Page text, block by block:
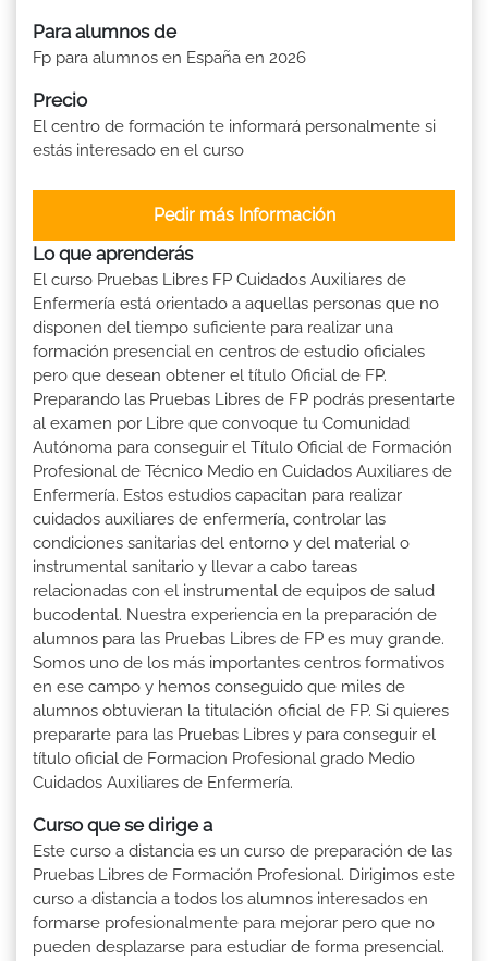
Para alumnos de
Fp para alumnos en España en 2026
Precio
El centro de formación te informará personalmente si
estás interesado en el curso
Pedir más Información
Lo que aprenderás
El curso Pruebas Libres FP Cuidados Auxiliares de
Enfermería está orientado a aquellas personas que no
disponen del tiempo suficiente para realizar una
formación presencial en centros de estudio oficiales
pero que desean obtener el título Oficial de FP.
Preparando las Pruebas Libres de FP podrás presentarte
al examen por Libre que convoque tu Comunidad
Autónoma para conseguir el Título Oficial de Formación
Profesional de Técnico Medio en Cuidados Auxiliares de
Enfermería. Estos estudios capacitan para realizar
cuidados auxiliares de enfermería, controlar las
condiciones sanitarias del entorno y del material o
instrumental sanitario y llevar a cabo tareas
relacionadas con el instrumental de equipos de salud
bucodental. Nuestra experiencia en la preparación de
alumnos para las Pruebas Libres de FP es muy grande.
Somos uno de los más importantes centros formativos
en ese campo y hemos conseguido que miles de
alumnos obtuvieran la titulación oficial de FP. Si quieres
prepararte para las Pruebas Libres y para conseguir el
título oficial de Formacion Profesional grado Medio
Cuidados Auxiliares de Enfermería.
Curso que se dirige a
Este curso a distancia es un curso de preparación de las
Pruebas Libres de Formación Profesional. Dirigimos este
curso a distancia a todos los alumnos interesados en
formarse profesionalmente para mejorar pero que no
pueden desplazarse para estudiar de forma presencial.